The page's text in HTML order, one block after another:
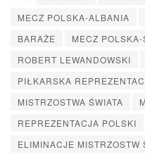
MECZ POLSKA-ALBANIA
BARAŻE
MECZ
ROBERT LEWANDOWSKI
PIŁKARSKA
MISTRZOSTWA ŚWIATA
REPREZENTACJA POLSKI
ELIMINACJE MISTRZOSTW